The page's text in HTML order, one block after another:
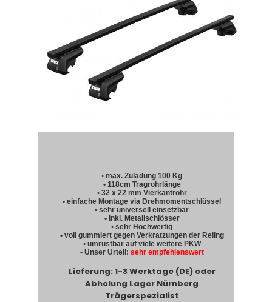
• max. Zuladung 100 Kg
• 118cm Tragrohrlänge
• 32 x 22 mm Vierkantrohr
• einfache Montage via Drehmomentschlüssel
• sehr universell einsetzbar
• inkl. Metallschlösser
• sehr Hochwertig
• voll gummiert gegen Verkratzungen der Reling
• umrüstbar auf viele weitere PKW
• Unser Urteil: sehr empfehlenswert
Lieferung: 1-3 Werktage (DE) oder
Abholung Lager Nürnberg
Trägerspezialist